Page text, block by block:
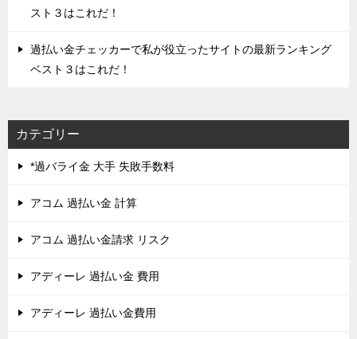
スト３はこれだ！
過払い金チェッカーで私が役立ったサイトの最新ランキング
ベスト３はこれだ！
カテゴリー
*過バライ金 大手 失敗手数料
アコム 過払い金 計算
アコム 過払い金請求 リスク
アディーレ 過払い金 費用
アディーレ 過払い金費用